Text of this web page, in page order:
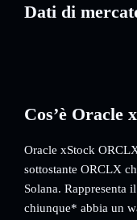
Dati di
Cos’è Oracle
Oracle xStock
sottostante ORCLX
Solana. Rappresenta
chiunque* abbia un